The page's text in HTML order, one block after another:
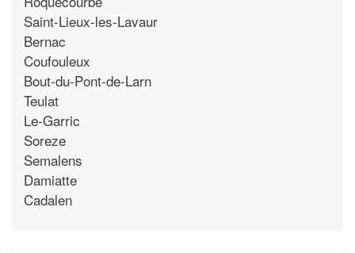
Saint-Lieux-les-Lavaur
Bernac
Coufouleux
Bout-du-Pont-de-Larn
Teulat
Le-Garric
Soreze
Semalens
Damiatte
Cadalen